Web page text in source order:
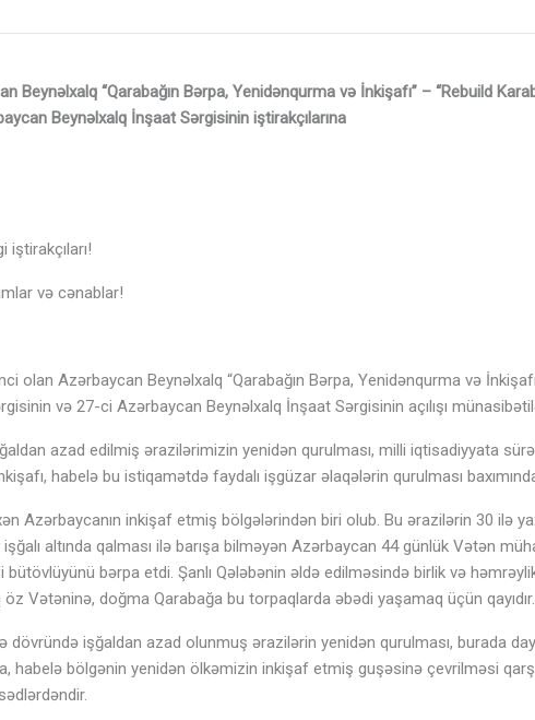
Beynəlxalq “Qarabağın Bərpa, Yenidənqurma və İnkişafı” – “Rebuild
Beynəlxalq İnşaat Sərgisinin iştirakçılarına
iştirakçıları!
və cənablar!
olan Azərbaycan Beynəlxalq “Qarabağın Bərpa, Yenidənqurma və
və 27-ci Azərbaycan Beynəlxalq İnşaat Sərgisinin açılışı
azad edilmiş ərazilərimizin yenidən qurulması, milli iqtisadiyyata
habelə bu istiqamətdə faydalı işgüzar əlaqələrin qurulması
Azərbaycanın inkişaf etmiş bölgələrindən biri olub. Bu ərazilərin 30 ilə
işğalı altında qalması ilə barışa bilməyən Azərbaycan 44 günlük Vətən
bütövlüyünü bərpa etdi. Şanlı Qələbənin əldə edilməsində birlik və
öz Vətəninə, doğma Qarabağa bu torpaqlarda əbədi yaşamaq üçün qayıdır.
dövründə işğaldan azad olunmuş ərazilərin yenidən qurulması, burada
habelə bölgənin yenidən ölkəmizin inkişaf etmiş guşəsinə çevrilməsi